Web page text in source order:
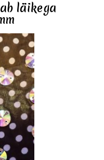
läikega